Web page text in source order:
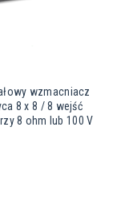
wzmacniacz
8 x 8 / 8 wejść
8 ohm lub 100 V